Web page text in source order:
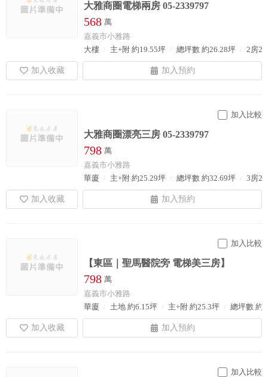
大雅商圈電梯兩房 05-2339797
568 萬
嘉義市小雅路
大樓
主+附 約19.55坪 總坪數 約26.28坪 2房2
加入比較
大雅商圈漂亮三房 05-2339797
798 萬
嘉義市小雅路
華廈
主+附 約25.29坪 總坪數 約32.69坪 3房2
加入比較
【東區｜聖馬醫院旁 電梯美三房】
798 萬
嘉義市小雅路
華廈
土地 約6.15坪 主+附 約25.3坪 總坪數 約
加入比較